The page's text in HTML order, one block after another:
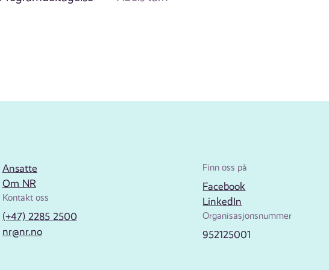
Ansatte
Om NR
Kontakt oss
(+47) 2285 2500
nr@nr.no
Finn oss på
Facebook
LinkedIn
Organisasjonsnummer
952125001